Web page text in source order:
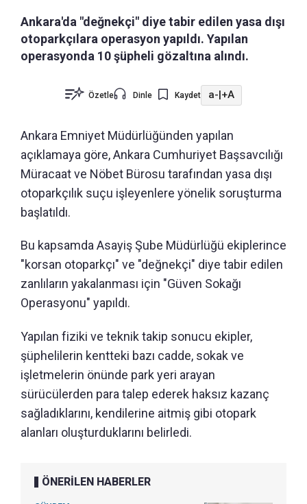
Ankara'da "değnekçi" diye tabir edilen yasa dışı
otoparkçılara operasyon yapıldı. Yapılan
operasyonda 10 şüpheli gözaltına alındı.
Özetle Dinle Kaydet a- +A
Ankara Emniyet Müdürlüğünden yapılan
açıklamaya göre, Ankara Cumhuriyet Başsavcılığı
Müracaat ve Nöbet Bürosu tarafından yasa dışı
otoparkçılık suçu işleyenlere yönelik soruşturma
başlatıldı.
Bu kapsamda Asayiş Şube Müdürlüğü ekiplerince
"korsan otoparkçı" ve "değnekçi" diye tabir edilen
zanlıların yakalanması için "Güven Sokağı
Operasyonu" yapıldı.
Yapılan fiziki ve teknik takip sonucu ekipler,
şüphelilerin kentteki bazı cadde, sokak ve
işletmelerin önünde park yeri arayan
sürücülerden para talep ederek haksız kazanç
sağladıklarını, kendilerine aitmiş gibi otopark
alanları oluşturduklarını belirledi.
ÖNERİLEN HABERLER